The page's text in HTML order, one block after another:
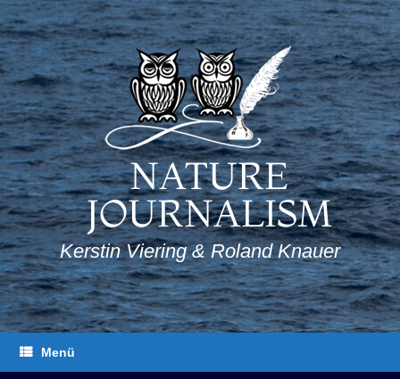
Zum
Inhalt
springen
NATURE
JOURNALISM
Kerstin Viering & Roland Knauer
Menü